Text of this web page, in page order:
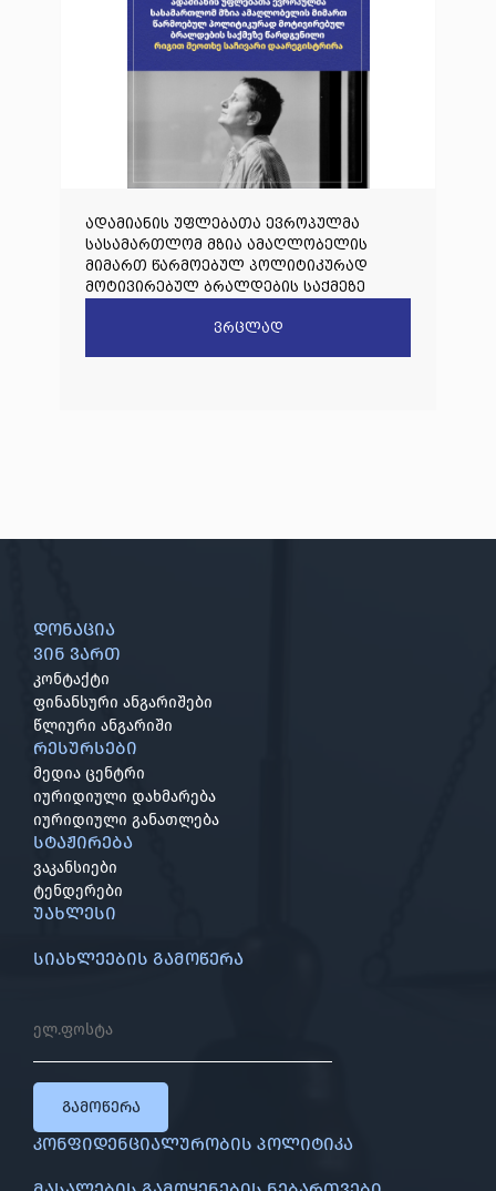
ადამიანის უფლებათა ევროპულმა
სასამართლომ მზია ამაღლობელის
მიმართ წარმოებულ პოლიტიკურად
მოტივირებულ ბრალდების საქმეზე
დაარეგისტრირავრცლად
დონაცია
ვინ ვართ
კონტაქტი
ფინანსური ანგარიშები
წლიური ანგარიში
რესურსები
მედია ცენტრი
იურიდიული დახმარება
იურიდიული განათლება
სტაჟირება
ვაკანსიები
ტენდერები
უახლესი
სიახლეების გამოწერა
გამოწერა
კონფიდენციალურობის პოლიტიკა